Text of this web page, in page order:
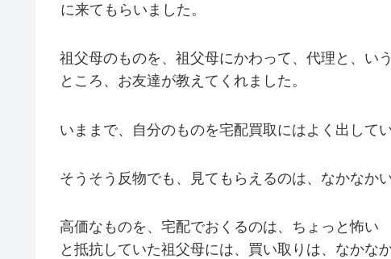
に来てもらいました。
祖父母のものを、祖父母にかわって、代理と、い
ところ、お友達が教えてくれました。
いままで、自分のものを宅配買取にはよく出して
そうそう反物でも、見てもらえるのは、なかなか
高価なものを、宅配でおくるのは、ちょっと怖い
と抵抗していた祖父母には、買い取りは、なかな